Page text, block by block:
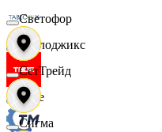
Таблоджикс
Твое
Светофор
СетТрейд
Сигма